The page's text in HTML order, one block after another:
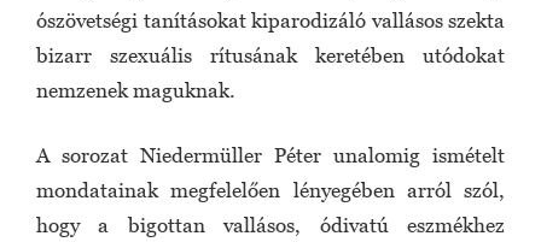
ószövetségi tanításokat kiparodizáló vallásos szekta
bizarr szexuális rítusának keretében utódokat
nemzenek maguknak.
A sorozat Niedermüller Péter unalomig ismételt
mondatainak megfelelően lényegében arról szól,
hogy a bigottan vallásos, ódivatú eszmékhez